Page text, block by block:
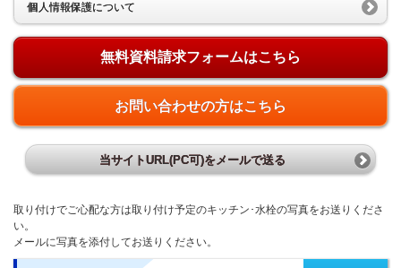
個人情報保護について
無料資料請求フォームはこちら
お問い合わせの方はこちら
当サイトURL(PC可)をメールで送る
取り付けでご心配な方は取り付け予定のキッチン･水栓の写真をお送りくださ
い。
メールに写真を添付してお送りください。